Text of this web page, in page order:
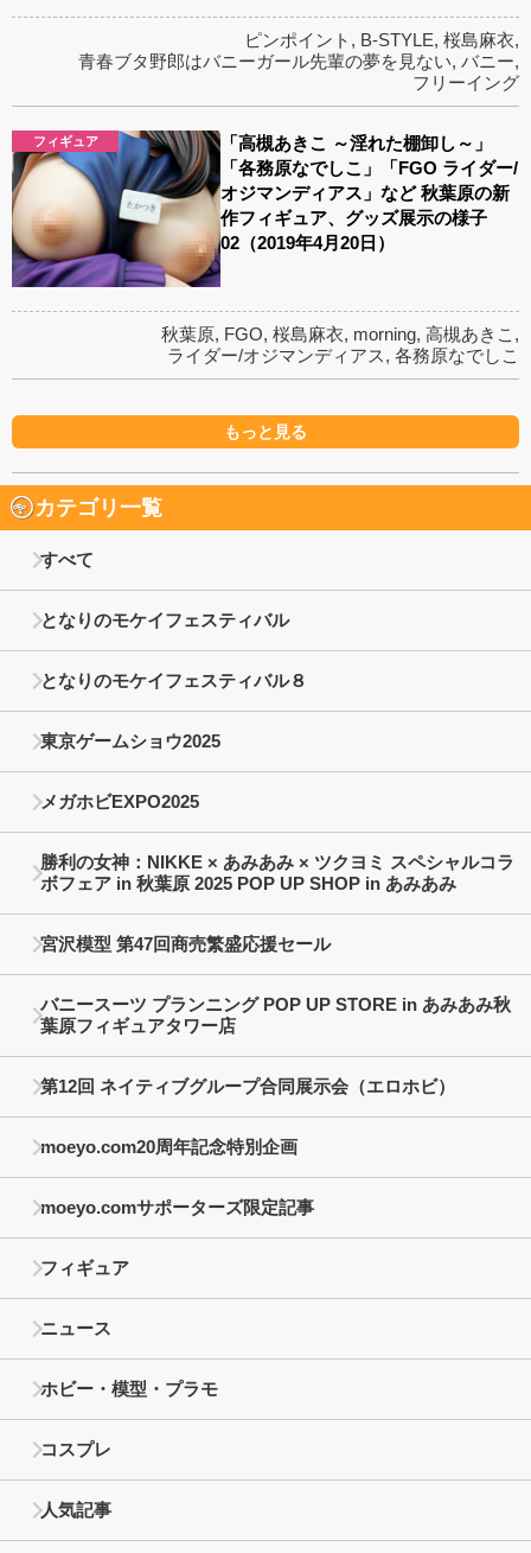
ピンポイント , B-STYLE, 桜島麻衣,
青春ブタ野郎はバニーガール先輩の夢を見ない, バニー,
フリーイング
フィギュア
「高槻あきこ ～淫れた棚卸し～」
「各務原なでしこ」「FGO ライダー/
オジマンディアス」など 秋葉原の新
作フィギュア、グッズ展示の様子
02（2019年4月20日）
秋葉原, FGO, 桜島麻衣, morning, 高槻あきこ ,
ライダー/オジマンディアス, 各務原なでしこ
もっと見る
カテゴリ一覧
すべて
となりのモケイフェスティバル
となりのモケイフェスティバル８
東京ゲームショウ2025
メガホビEXPO2025
勝利の女神：NIKKE × あみあみ × ツクヨミ スペシャルコラ
ボフェア in 秋葉原 2025 POP UP SHOP in あみあみ
宮沢模型 第47回商売繁盛応援セール
バニースーツ プランニング POP UP STORE in あみあみ秋
葉原フィギュアタワー店
第12回 ネイティブグループ合同展示会（エロホビ）
moeyo.com20周年記念特別企画
moeyo.comサポーターズ限定記事
フィギュア
ニュース
ホビー・模型・プラモ
コスプレ
人気記事